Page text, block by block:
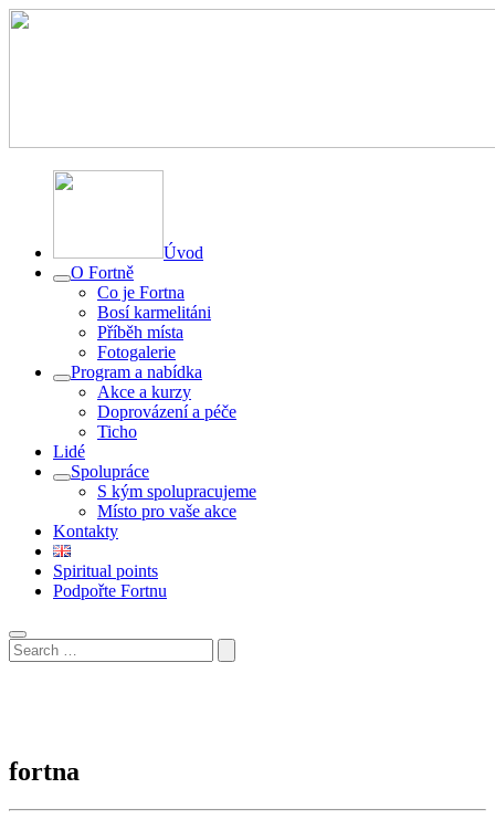
Úvod
O Fortně
Co je Fortna
Bosí karmelitáni
Příběh místa
Fotogalerie
Program a nabídka
Akce a kurzy
Doprovázení a péče
Ticho
Lidé
Spolupráce
S kým spolupracujeme
Místo pro vaše akce
Kontakty
Spiritual points
Podpořte Fortnu
fortna